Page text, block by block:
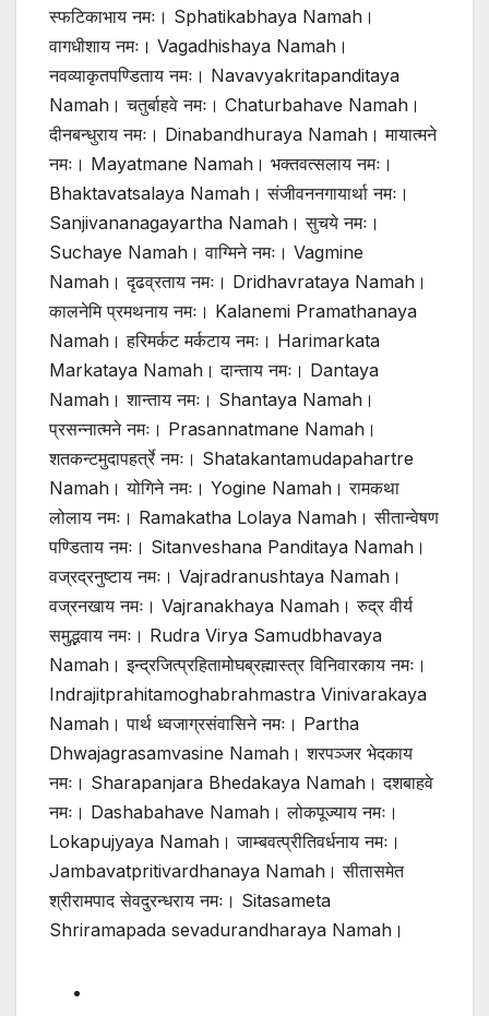
स्फटिकाभाय नमः। Sphatikabhaya Namah।
वागधीशाय नमः। Vagadhishaya Namah।
नवव्याकृतपण्डिताय नमः। Navavyakritapanditaya
Namah। चतुर्बाहवे नमः। Chaturbahave Namah।
दीनबन्धुराय नमः। Dinabandhuraya Namah। मायात्मने
नमः। Mayatmane Namah। भक्तवत्सलाय नमः।
Bhaktavatsalaya Namah। संजीवननगायार्था नमः।
Sanjivananagayartha Namah। सुचये नमः।
Suchaye Namah। वाग्मिने नमः। Vagmine
Namah। दृढव्रताय नमः। Dridhavrataya Namah।
कालनेमि प्रमथनाय नमः। Kalanemi Pramathanaya
Namah। हरिमर्कट मर्कटाय नमः। Harimarkata
Markataya Namah। दान्ताय नमः। Dantaya
Namah। शान्ताय नमः। Shantaya Namah।
प्रसन्नात्मने नमः। Prasannatmane Namah।
शतकन्टमुदापहर्त्रे नमः। Shatakantamudapahartre
Namah। योगिने नमः। Yogine Namah। रामकथा
लोलाय नमः। Ramakatha Lolaya Namah। सीतान्वेषण
पण्डिताय नमः। Sitanveshana Panditaya Namah।
वज्रद्रनुष्टाय नमः। Vajradranushtaya Namah।
वज्रनखाय नमः। Vajranakhaya Namah। रुद्र वीर्य
समुद्भवाय नमः। Rudra Virya Samudbhavaya
Namah। इन्द्रजित्प्रहितामोघब्रह्मास्त्र विनिवारकाय नमः।
Indrajitprahitamoghabrahmastra Vinivarakaya
Namah। पार्थ ध्वजाग्रसंवासिने नमः। Partha
Dhwajagrasamvasine Namah। शरपञ्जर भेदकाय
नमः। Sharapanjara Bhedakaya Namah। दशबाहवे
नमः। Dashabahave Namah। लोकपूज्याय नमः।
Lokapujyaya Namah। जाम्बवत्प्रीतिवर्धनाय नमः।
Jambavatpritivardhanaya Namah। सीतासमेत
श्रीरामपाद सेवदुरन्धराय नमः। Sitasameta
Shriramapada sevadurandharaya Namah।